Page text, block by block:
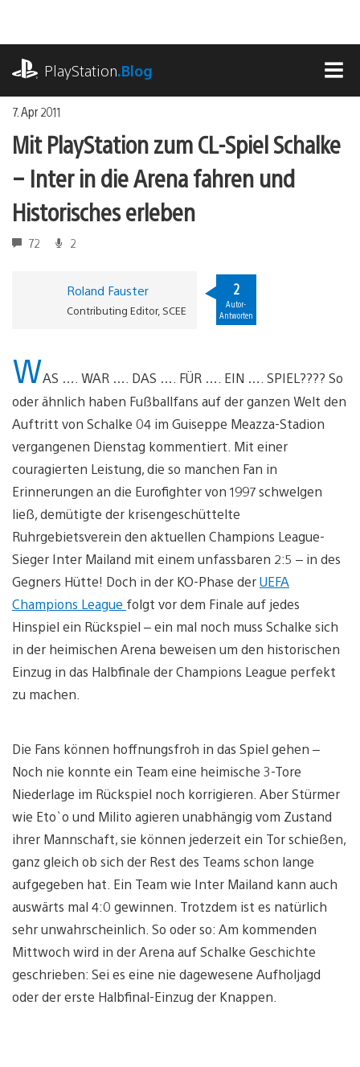
springen
PlayStation.Blog
7. Apr 2011
Mit PlayStation zum CL-Spiel Schalke
– Inter in die Arena fahren und
Historisches erleben
72 2
Roland Fauster
Contributing Editor, SCEE
2
Autor-
Antworten
WAS …. WAR …. DAS …. FÜR …. EIN …. SPIEL???? So
oder ähnlich haben Fußballfans auf der ganzen Welt den
Auftritt von Schalke 04 im Guiseppe Meazza-Stadion
vergangenen Dienstag kommentiert. Mit einer
couragierten Leistung, die so manchen Fan in
Erinnerungen an die Eurofighter von 1997 schwelgen
ließ, demütigte der krisengeschüttelte
Ruhrgebietsverein den aktuellen Champions League-
Sieger Inter Mailand mit einem unfassbaren 2:5 – in des
Gegners Hütte! Doch in der KO-Phase derUEFA
Champions League folgt vor dem Finale auf jedes
Hinspiel ein Rückspiel – ein mal noch muss Schalke sich
in der heimischen Arena beweisen um den historischen
Einzug in das Halbfinale der Champions League perfekt
zu machen.
Die Fans können hoffnungsfroh in das Spiel gehen –
Noch nie konnte ein Team eine heimische 3-Tore
Niederlage im Rückspiel noch korrigieren. Aber Stürmer
wie Eto`o und Milito agieren unabhängig vom Zustand
ihrer Mannschaft, sie können jederzeit ein Tor schießen,
ganz gleich ob sich der Rest des Teams schon lange
aufgegeben hat. Ein Team wie Inter Mailand kann auch
auswärts mal 4:0 gewinnen. Trotzdem ist es natürlich
sehr unwahrscheinlich. So oder so: Am kommenden
Mittwoch wird in der Arena auf Schalke Geschichte
geschrieben: Sei es eine nie dagewesene Aufholjagd
oder der erste Halbfinal-Einzug der Knappen.